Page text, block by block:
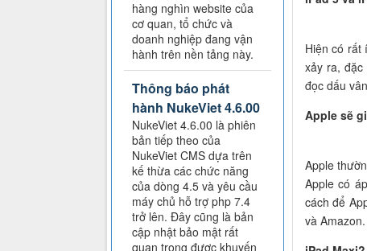
Hiện có rất
xảy ra,
đọc dấu
Apple sẽ
Apple
Apple có
cách để
và Amazon.
hàng nghìn website của
cơ quan, tổ chức và
doanh nghiệp đang vận
hành trên nền tảng này.
Thông báo phát
hành NukeViet 4.6.00
NukeViet 4.6.00 là phiên
bản tiếp theo của
NukeViet CMS dựa trên
kế thừa các chức năng
của dòng 4.5 và yêu cầu
máy chủ hỗ trợ php 7.4
trở lên. Đây cũng là bản
cập nhật bảo mật rất
quan trọng được khuyến